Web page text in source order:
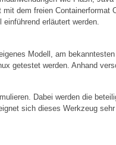
dem freien
erläutert werden.
Modell, am
getestet werden. Anhand
Dabei werden die
sich dieses Werkzeug